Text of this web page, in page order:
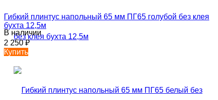
Гибкий плинтус напольный 65 мм ПГ65 голубой без клея
бухта 12,5м
В наличии
2 250₽
Купить